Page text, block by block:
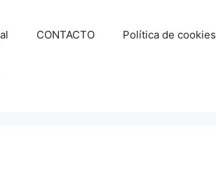
CONTACTO Política de cookies